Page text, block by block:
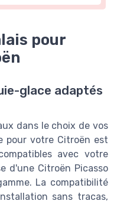
pour
glace adaptés
dans le choix de vos
pour votre Citroën est
avec votre
d'une Citroën Picasso
La compatibilité
sans tracas,